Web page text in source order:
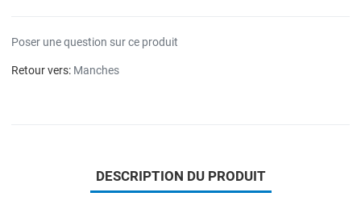
Poser une question sur ce produit
Retour vers: Manches
DESCRIPTION DU PRODUIT